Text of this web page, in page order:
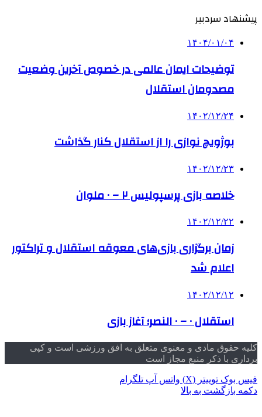
پیشنهاد سردبیر
۱۴۰۴/۰۱/۰۴
توضیحات ایمان عالمی در خصوص آخرین وضعیت
مصدومان استقلال
۱۴۰۲/۱۲/۲۴
بوژویچ نوازی را از استقلال کنار گذاشت
۱۴۰۲/۱۲/۲۳
خلاصه بازی پرسپولیس ۲ – ۰ ملوان
۱۴۰۲/۱۲/۲۲
زمان برگزاری بازی‌های معوقه استقلال و تراکتور
اعلام شد
۱۴۰۲/۱۲/۱۲
استقلال ۰ – ۰ النصر؛ آغاز بازی
کلیه حقوق مادی و معنوی متعلق به افق ورزشی است و کپی
برداری با ذکر منبع مجاز است
فیس بوک توییتر (X) واتس آپ تلگرام
دکمه بازگشت به بالا